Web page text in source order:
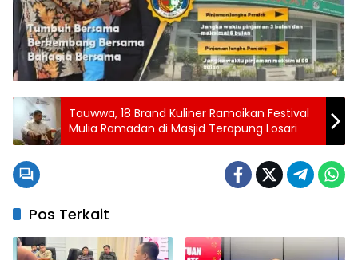
Tauwwa, 18 Brand Kuliner Ramaikan Festival
Mulia Ramadan di Masjid Terapung Losari
Pos Terkait